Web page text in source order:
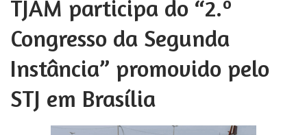
TJAM participa do “2.º
Congresso da Segunda
Instância” promovido pelo
STJ em Brasília